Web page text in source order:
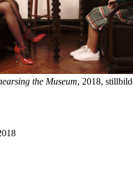
the Museum, 2018,